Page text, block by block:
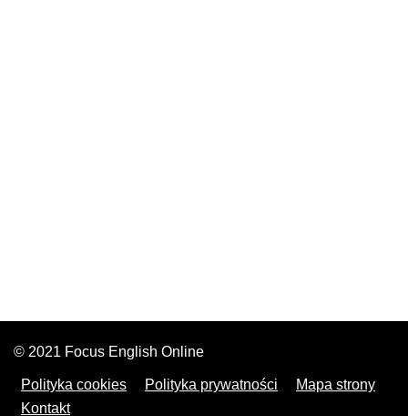
© 2021 Focus English Online
Polityka cookies Polityka prywatności
Mapa strony
Kontakt